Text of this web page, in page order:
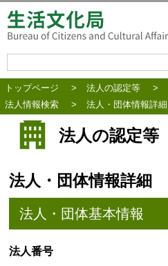
トップページ > 法人の認定等 >
法人情報検索
> 法人・団体情報詳細
法人の認定等
法人・団体情報詳細
法人・団体基本情報
法人番号